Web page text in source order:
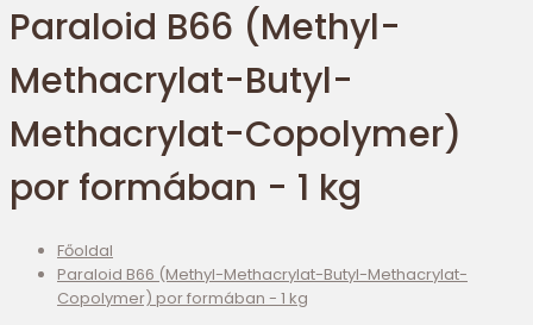
Paraloid B66 (Methyl-
Methacrylat-Butyl-
Methacrylat-Copolymer)
por formában - 1 kg
Főoldal
Paraloid B66 (Methyl-Methacrylat-Butyl-Methacrylat-
Copolymer) por formában - 1 kg